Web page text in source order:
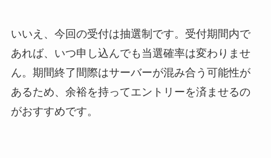
いいえ、今回の受付は抽選制です。受付期間内で
あれば、いつ申し込んでも当選確率は変わりませ
ん。期間終了間際はサーバーが混み合う可能性が
あるため、余裕を持ってエントリーを済ませるの
がおすすめです。